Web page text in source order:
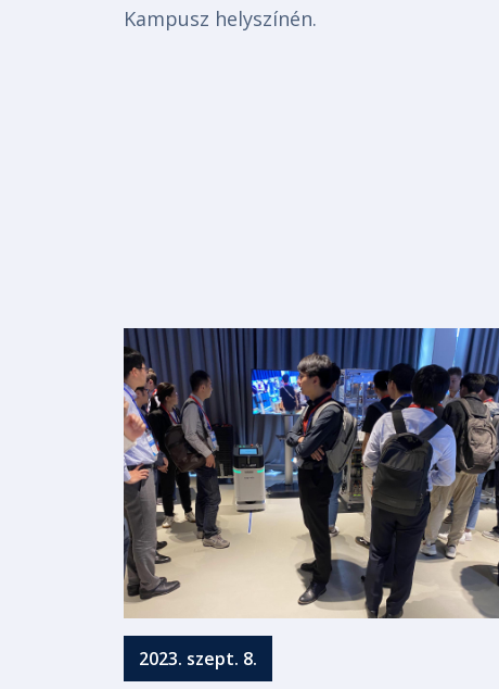
Kampusz helyszínén.
2023. szept. 8.